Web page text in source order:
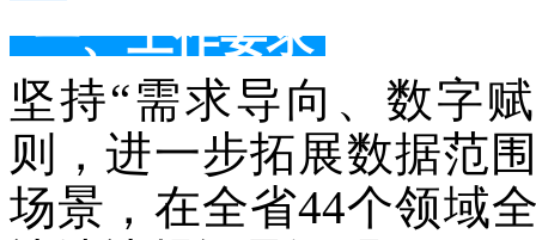
一、工作要求
坚持“需求导向、数字
则，进一步拓展数据范
场景，在全省44个领域